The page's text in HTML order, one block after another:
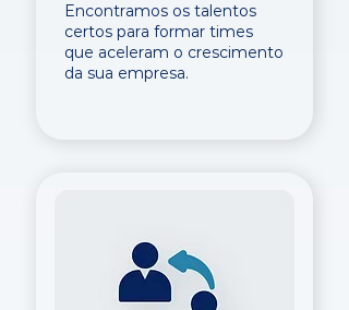
Encontramos os talentos
certos para formar times
que aceleram o crescimento
da sua empresa.